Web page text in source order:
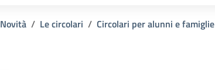
Novità Le circolari Circolari per alunni e famiglie